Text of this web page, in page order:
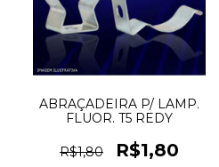
ABRAÇADEIRA P/ LAMP.
FLUOR. T5 REDY
R$1,80 R$1,80